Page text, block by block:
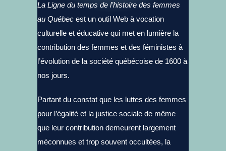
La Ligne du temps de l’histoire des femmes
au Québec est un outil Web à vocation
culturelle et éducative qui met en lumière la
contribution des femmes et des féministes à
l’évolution de la société québécoise de 1600 à
nos jours.
Partant du constat que les luttes des femmes
pour l’égalité et la justice sociale de même
que leur contribution demeurent largement
méconnues et trop souvent occultées, la